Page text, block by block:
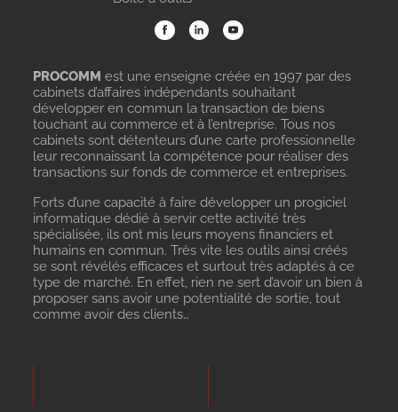
PROCOMM est une enseigne créée en 1997 par des
cabinets d’affaires indépendants souhaitant
développer en commun la transaction de biens
touchant au commerce et à l’entreprise. Tous nos
cabinets sont détenteurs d’une carte professionnelle
leur reconnaissant la compétence pour réaliser des
transactions sur fonds de commerce et entreprises.
Forts d’une capacité à faire développer un progiciel
informatique dédié à servir cette activité très
spécialisée, ils ont mis leurs moyens financiers et
humains en commun. Très vite les outils ainsi créés
se sont révélés efficaces et surtout très adaptés à ce
type de marché. En effet, rien ne sert d’avoir un bien à
proposer sans avoir une potentialité de sortie, tout
comme avoir des clients…